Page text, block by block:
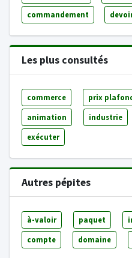
commandement
Les plus consultés
commerce prix
animation industrie
exécuter
Autres pépites
à-valoir paquet
compte domaine